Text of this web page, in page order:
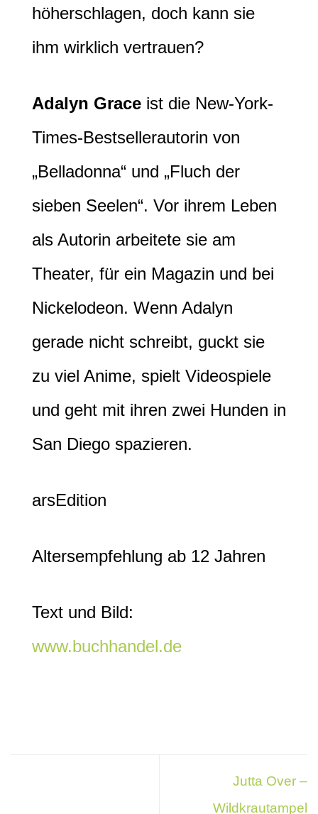
höherschlagen, doch kann sie
ihm wirklich vertrauen?
Adalyn Grace ist die New-York-
Times-Bestsellerautorin von
„Belladonna“ und „Fluch der
sieben Seelen“. Vor ihrem Leben
als Autorin arbeitete sie am
Theater, für ein Magazin und bei
Nickelodeon. Wenn Adalyn
gerade nicht schreibt, guckt sie
zu viel Anime, spielt Videospiele
und geht mit ihren zwei Hunden in
San Diego spazieren.
arsEdition
Altersempfehlung ab 12 Jahren
Text und Bild:
www.buchhandel.de
Jutta Over –
Wildkrautampel